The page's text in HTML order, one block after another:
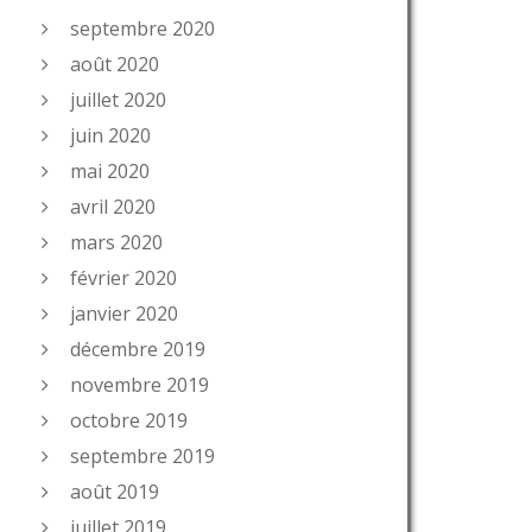
septembre 2020
août 2020
juillet 2020
juin 2020
mai 2020
avril 2020
mars 2020
février 2020
janvier 2020
décembre 2019
novembre 2019
octobre 2019
septembre 2019
août 2019